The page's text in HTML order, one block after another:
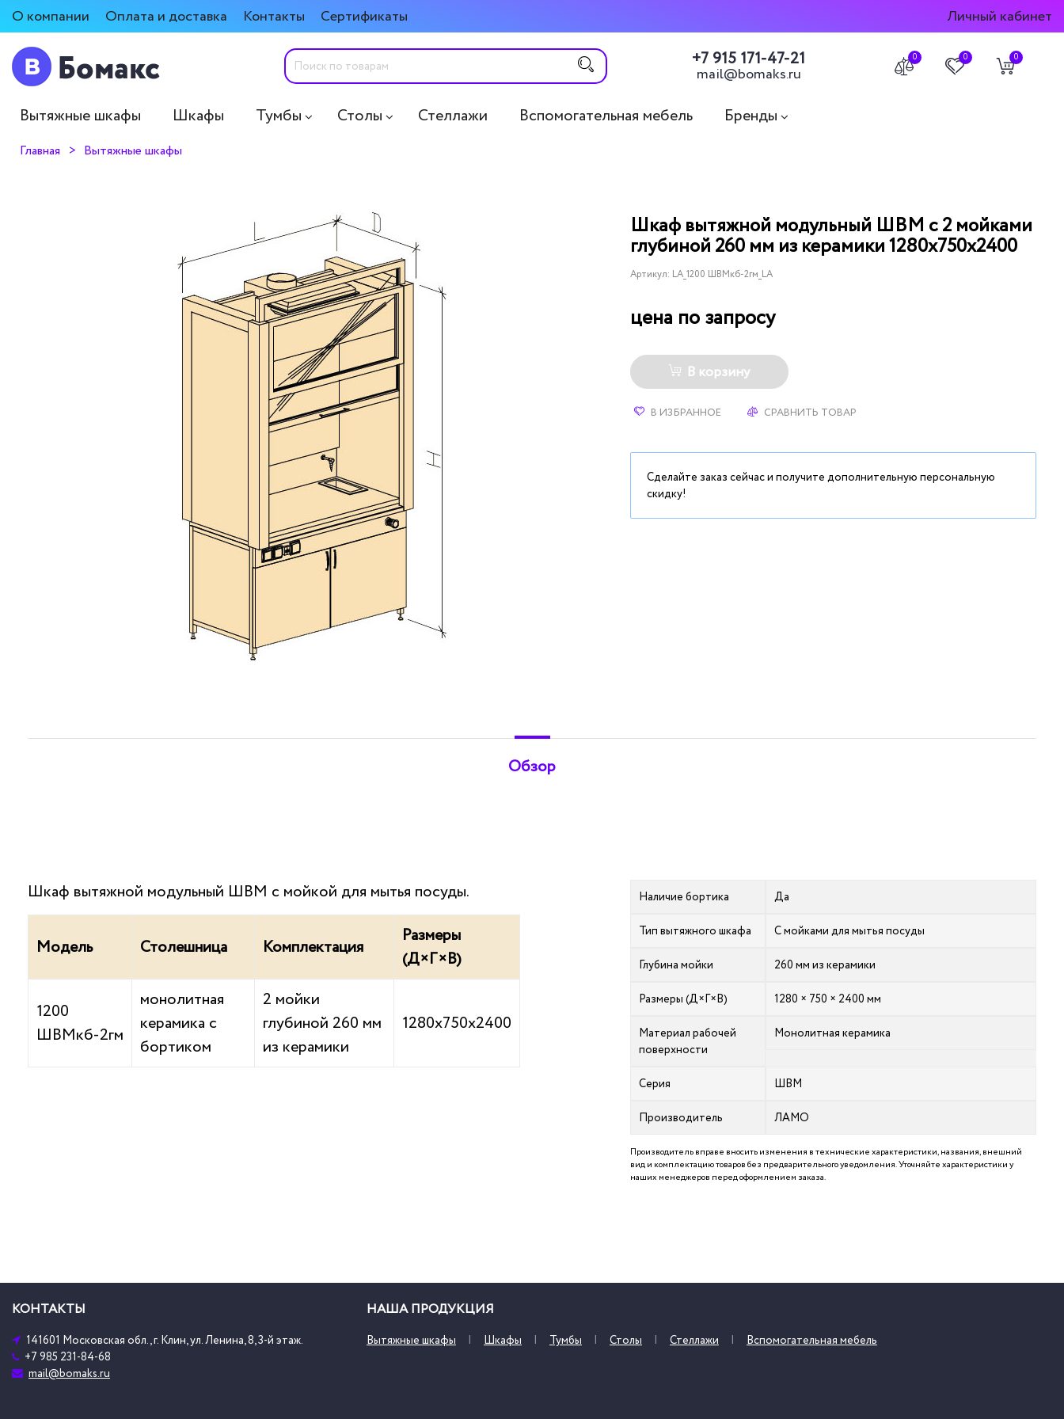
О компании Оплата и доставка Контакты Сертификаты Личный кабинет
+7 915 171-47-21
mail@bomaks.ru
0 0 0
Вытяжные шкафы Шкафы Тумбы Столы Стеллажи Вспомогательная мебель Бренды
Главная Вытяжные шкафы
Шкаф вытяжной модульный ШВМ с 2 мойками
глубиной 260 мм из керамики 1280х750х2400
Артикул: LA_1200 ШВМкб-2гм_LA
цена по запросу
В корзину
В ИЗБРАННОЕ СРАВНИТЬ ТОВАР
Сделайте заказ сейчас и получите дополнительную персональную
скидку!
Обзор
Шкаф вытяжной модульный ШВМ с мойкой для мытья посуды.
Модель Столешница Комплектация
Размеры
(Д×Г×В)
1200
ШВМкб-2гм
монолитная
керамика с
бортиком
2 мойки
глубиной 260 мм
из керамики
1280х750х2400
Наличие бортика Да
Тип вытяжного шкафа С мойками для мытья посуды
Глубина мойки 260 мм из керамики
Размеры (Д×Г×В) 1280 × 750 × 2400 мм
Материал рабочей
поверхности
Монолитная керамика
Серия ШВМ
Производитель ЛАМО
Производитель вправе вносить изменения в технические характеристики, названия, внешний
вид и комплектацию товаров без предварительного уведомления. Уточняйте характеристики у
наших менеджеров перед оформлением заказа.
КОНТАКТЫ
141601 Московская обл., г. Клин, ул. Ленина, 8, 3-й этаж.
+7 985 231-84-68
mail@bomaks.ru
НАША ПРОДУКЦИЯ
Вытяжные шкафы Шкафы Тумбы Столы Стеллажи Вспомогательная мебель